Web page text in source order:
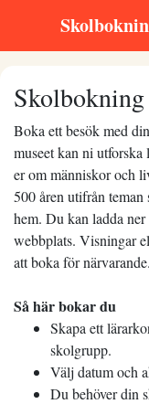
Skolbokning
Boka ett besök med
museet kan ni
er om människor och
500 åren utifrån
hem. Du kan ladda
webbplats. Visningar
att boka för närvarande.
Så här bokar du
Skapa ett
skolgrupp.
Välj datum och
Du behöver din